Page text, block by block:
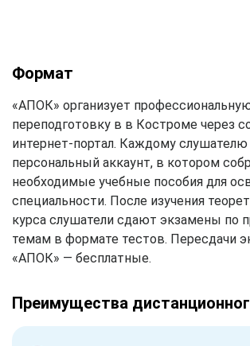
Формат
«АПОК» организует
переподготовку в в Костроме через
интернет-портал. Каждому
персональный аккаунт, в котором
необходимые учебные пособия для
специальности. После изучения
курса слушатели сдают экзамены по
темам в формате тестов. Пересдачи
«АПОК» — бесплатные.
Преимущества